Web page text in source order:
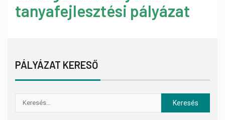
tanyafejlesztési pályázat
PÁLYÁZAT KERESŐ